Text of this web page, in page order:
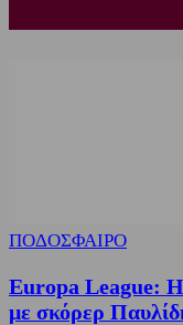
ΠΟΔΟΣΦΑΙΡΟ
Europa League:
με σκόρερ